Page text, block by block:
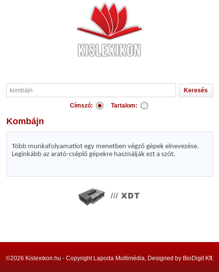
Címszó: Tartalom:
kombájn
Több munkafolyamatiot egy menetben végző gépek elnevezése.
Leginkább az arató-cséplő gépekre használják ezt a szót.
©2026 Kislexikon.hu - Copyright Lapoda Multimédia, Designed by BioDigit Kft.